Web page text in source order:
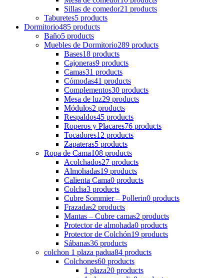
Sillas de comedor21 products
Taburetes5 products
Dormitorio485 products
Baño5 products
Muebles de Dormitorio289 products
Bases18 products
Cajoneras9 products
Camas31 products
Cómodas41 products
Complementos30 products
Mesa de luz29 products
Módulos2 products
Respaldos45 products
Roperos y Placares76 products
Tocadores12 products
Zapateras5 products
Ropa de Cama108 products
Acolchados27 products
Almohadas19 products
Calienta Cama0 products
Colcha3 products
Cubre Sommier – Pollerin0 products
Frazadas2 products
Mantas – Cubre camas2 products
Protector de almohada0 products
Protector de Colchón19 products
Sábanas36 products
colchon 1 plaza padua84 products
Colchones60 products
1 plaza20 products